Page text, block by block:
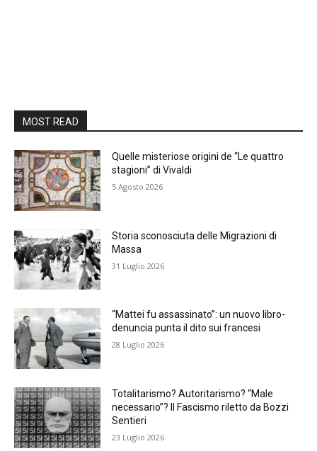
MOST READ
Quelle misteriose origini de “Le quattro
stagioni” di Vivaldi
5 Agosto 2026
Storia sconosciuta delle Migrazioni di
Massa
31 Luglio 2026
“Mattei fu assassinato”: un nuovo libro-
denuncia punta il dito sui francesi
28 Luglio 2026
Totalitarismo? Autoritarismo? “Male
necessario”? Il Fascismo riletto da Bozzi
Sentieri
23 Luglio 2026